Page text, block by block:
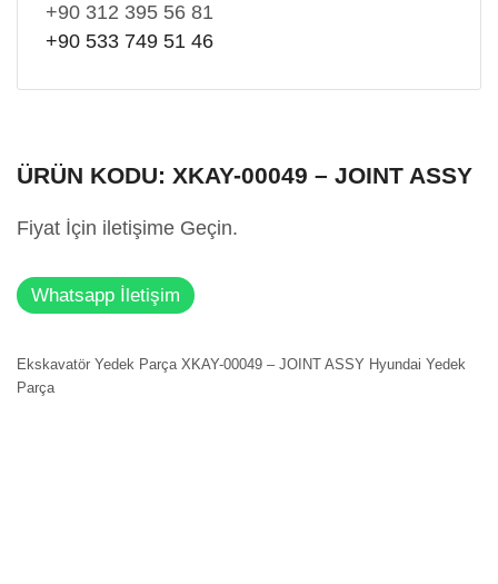
+90 312 395 56 81
+90 533 749 51 46
ÜRÜN KODU: XKAY-00049 – JOINT ASSY
Fiyat İçin iletişime Geçin.
Whatsapp İletişim
Ekskavatör Yedek Parça XKAY-00049 – JOINT ASSY Hyundai Yedek
Parça